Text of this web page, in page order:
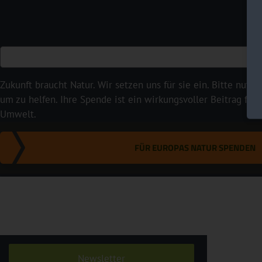
Zukunft braucht Natur. Wir setzen uns für sie ein. Bitte
um zu helfen. Ihre Spende ist ein wirkungsvoller Beitrag für
Umwelt.
FÜR EUROPAS NATUR SPENDEN
Newsletter